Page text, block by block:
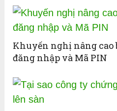
Khuyến nghị nâng cao
đăng nhập và Mã PIN